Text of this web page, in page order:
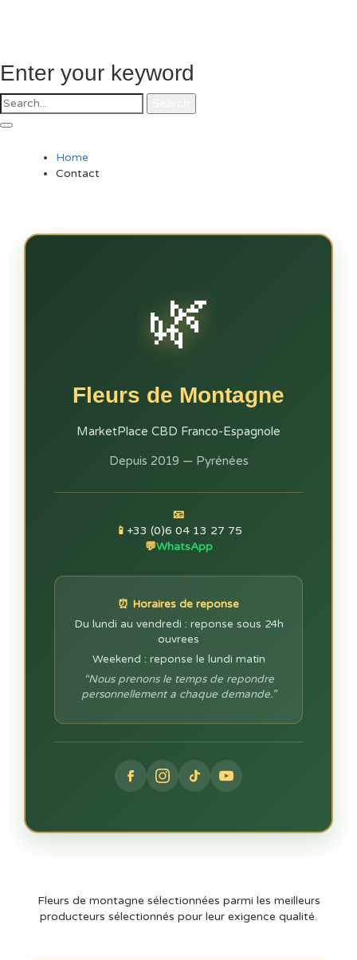
Enter your keyword
Home
Contact
🌿
Fleurs de Montagne
MarketPlace CBD Franco-Espagnole
Depuis 2019 — Pyrénées
📧
📱 +33 (0)6 04 13 27 75
💬WhatsApp
⏰ Horaires de reponse
Du lundi au vendredi : reponse sous 24h
ouvrees
Weekend : reponse le lundi matin
“Nous prenons le temps de repondre
personnellement a chaque demande.”
Fleurs de montagne sélectionnées parmi les meilleurs
producteurs sélectionnés pour leur exigence qualité.